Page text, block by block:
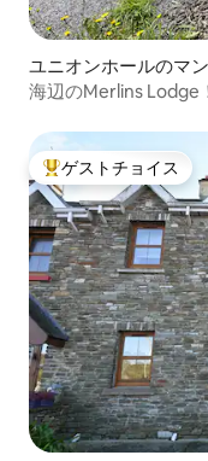
ユニオンホールのマ
海辺のMerlins Lodge
大好評のゲストチョ
ゲストチョイス